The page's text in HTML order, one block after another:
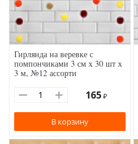
Гирлянда на веревке с
помпончиками 3 см х 30 шт х
3 м, №12 ассорти
165 ₽
В корзину